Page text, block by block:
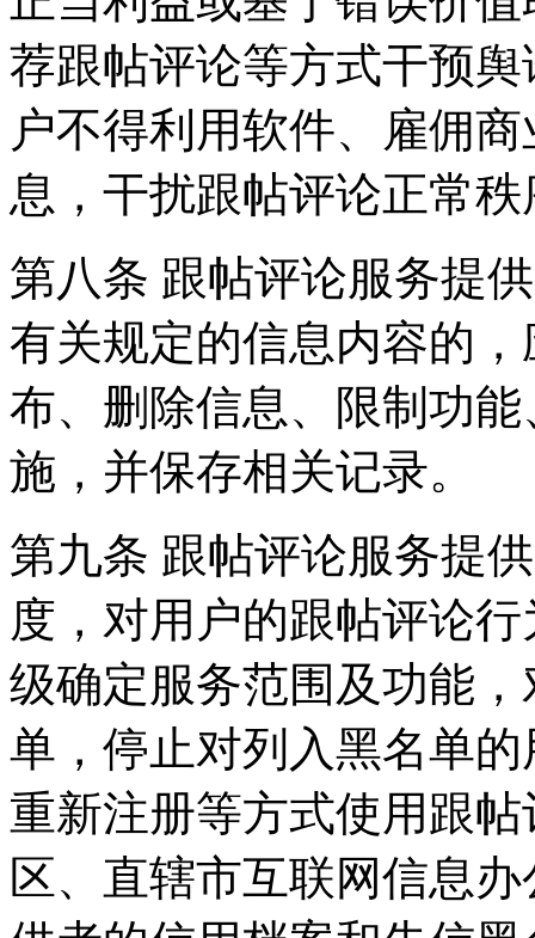
荐跟帖评论等方式干预
户不得利用软件、雇佣
息，干扰跟帖评论正常
第八条 跟帖评论服务提
有关规定的信息内容的
布、删除信息、限制功
施，并保存相关记录。
第九条 跟帖评论服务提
度，对用户的跟帖评论
级确定服务范围及功能
单，停止对列入黑名单
重新注册等方式使用跟
区、直辖市互联网信息